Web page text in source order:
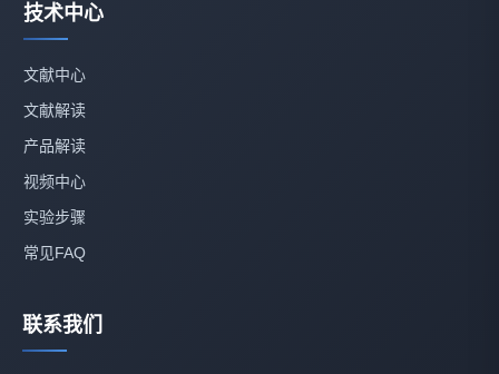
技术中心
文献中心
文献解读
产品解读
视频中心
实验步骤
常见FAQ
联系我们